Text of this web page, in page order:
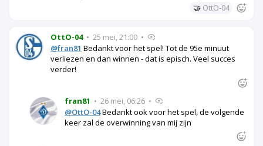
🤝 OttO-04
OttO-04 • 25 mei, 21:00 •
@fran81 Bedankt voor het spel! Tot de 95e minuut
verliezen en dan winnen - dat is episch. Veel succes
verder!
fran81 • 26 mei, 06:26 •
@OttO-04Bedankt ook voor het spel, de volgende
keer zal de overwinning van mij zijn